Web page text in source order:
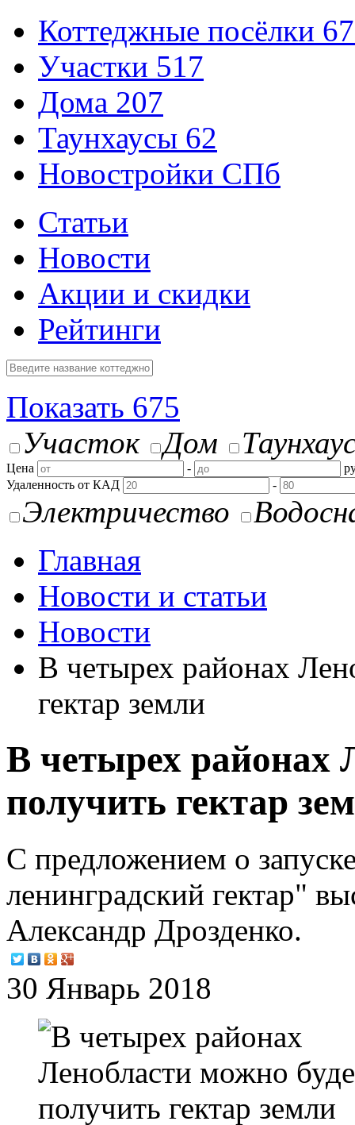
Коттеджные посёлки
Участки 517
Дома 207
Таунхаусы 62
Новостройки СПб
Статьи
Новости
Акции и скидки
Рейтинги
Показать 675
Участок
Дом
Цена -
Удаленность от КАД
-
Электричество
Главная
Новости и статьи
Новости
В четырех районах
гектар земли
В четырех районах
получить гектар
С предложением о
ленинградский гектар"
Александр Дрозденко.
30 Январь 2018